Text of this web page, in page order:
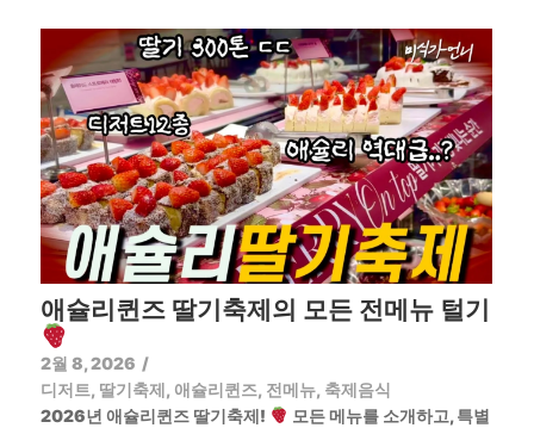
애슐리퀸즈 딸기축제의 모든 전메뉴 털기
2월 8, 2026 /
디저트, 딸기축제, 애슐리퀸즈, 전메뉴, 축제음식
2026년 애슐리퀸즈 딸기축제!
모든 메뉴를 소개하고, 특별